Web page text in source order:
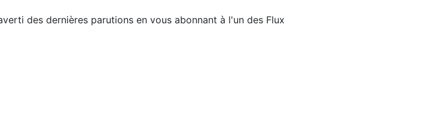
des dernières parutions en vous abonnant à l'un des Flux